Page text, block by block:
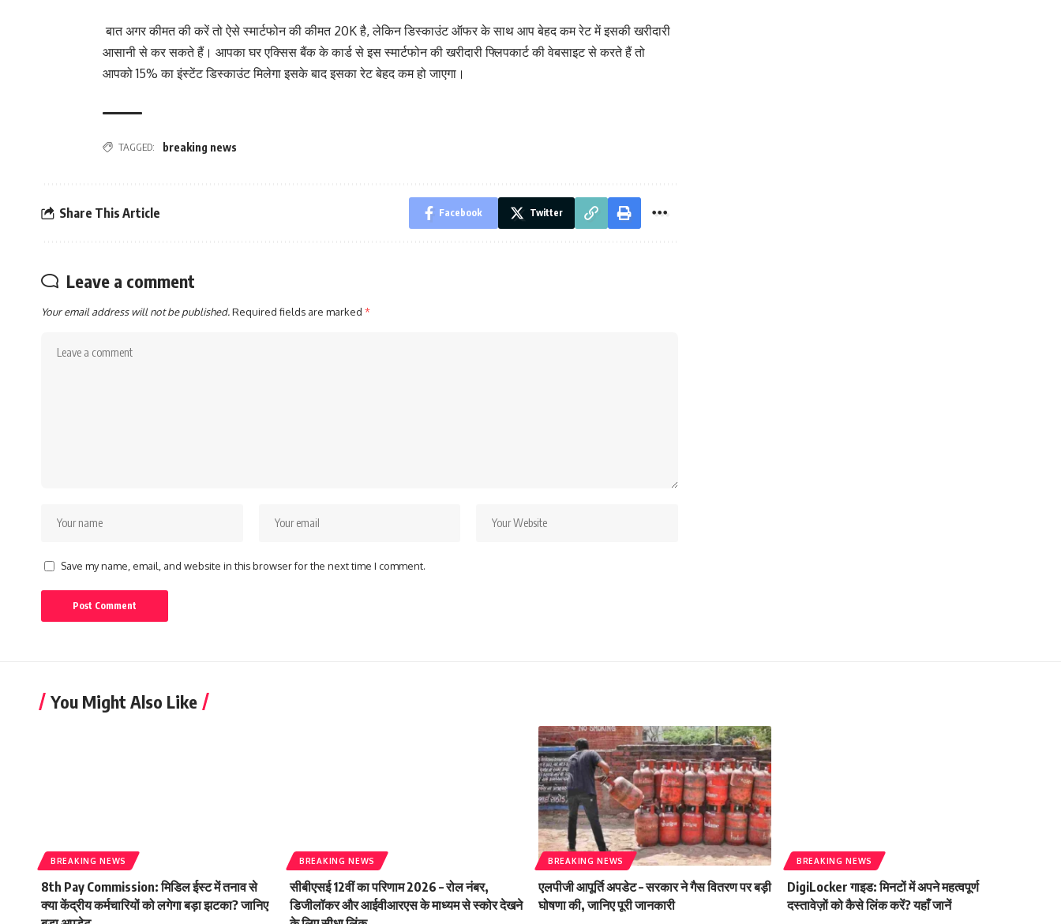
बात अगर कीमत की करें तो ऐसे स्मार्टफोन की कीमत 20K है, लेकिन डिस्काउंट ऑफर के साथ आप बेहद कम रेट में इसकी खरीदारी
आसानी से कर सकते हैं। आपका घर एक्सिस बैंक के कार्ड से इस स्मार्टफोन की खरीदारी फ्लिपकार्ट की वेबसाइट से करते हैं तो
आपको 15% का इंस्टेंट डिस्काउंट मिलेगा इसके बाद इसका रेट बेहद कम हो जाएगा।
TAGGED: breaking news
Share This Article Facebook Twitter
Leave a comment
Your email address will not be published.Required fields are marked *
Save my name, email, and website in this browser for the next time I comment.
You Might Also Like
BREAKING NEWS
8th Pay Commission: मिडिल ईस्ट में तनाव से
क्या केंद्रीय कर्मचारियों को लगेगा बड़ा झटका? जानिए
BREAKING NEWS
सीबीएसई 12वीं का परिणाम 2026 – रोल नंबर,
डिजीलॉकर और आईवीआरएस के माध्यम से स्कोर देखने
BREAKING NEWS
एलपीजी आपूर्ति अपडेट – सरकार ने गैस वितरण पर बड़ी
घोषणा की, जानिए पूरी जानकारी
BREAKING NEWS
DigiLocker गाइड: मिनटों में अपने महत्वपूर्ण
दस्तावेज़ों को कैसे लिंक करें? यहाँ जानें